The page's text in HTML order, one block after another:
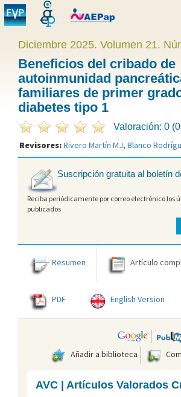
Diciembre 2025. Volumen 21.
Beneficios del cribado de
autoinmunidad
familiares de primer
diabetes tipo 1
Valoración: 0
Revisores:Rivero Martín MJ, Blanco
Suscripción gratuita al boletín
Reciba periódicamente por correo electrónico los
publicados
Resumen Artículo
PDF English Version
Añadir a biblioteca
AVC | Artículos Valorados